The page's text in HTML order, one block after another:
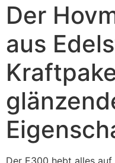
Der
aus